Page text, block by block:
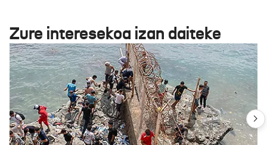
Zure interesekoa izan daiteke